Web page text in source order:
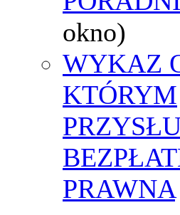
okno)
WYKAZ
KTÓRYM
PRAWNA